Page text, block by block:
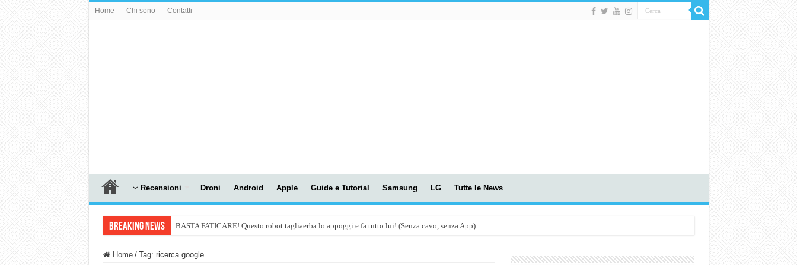
Home Chi sono Contatti
Recensioni Droni Android Apple Guide e Tutorial Samsung LG Tutte le News
Breaking News BASTA FATICARE! Questo robot tagliaerba lo appoggi e fa tutto lui! (Senza cavo, senza App)
Home / Tag: ricerca google